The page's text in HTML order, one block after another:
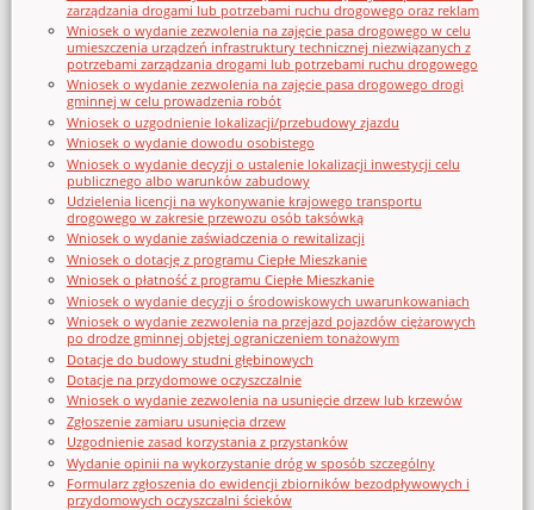
zarządzania drogami lub potrzebami ruchu drogowego oraz reklam
Wniosek o wydanie zezwolenia na zajęcie pasa drogowego w celu
umieszczenia urządzeń infrastruktury technicznej niezwiązanych z
potrzebami zarządzania drogami lub potrzebami ruchu drogowego
Wniosek o wydanie zezwolenia na zajęcie pasa drogowego drogi
gminnej w celu prowadzenia robót
Wniosek o uzgodnienie lokalizacji/przebudowy zjazdu
Wniosek o wydanie dowodu osobistego
Wniosek o wydanie decyzji o ustalenie lokalizacji inwestycji celu
publicznego albo warunków zabudowy
Udzielenia licencji na wykonywanie krajowego transportu
drogowego w zakresie przewozu osób taksówką
Wniosek o wydanie zaświadczenia o rewitalizacji
Wniosek o dotację z programu Ciepłe Mieszkanie
Wniosek o płatność z programu Ciepłe Mieszkanie
Wniosek o wydanie decyzji o środowiskowych uwarunkowaniach
Wniosek o wydanie zezwolenia na przejazd pojazdów ciężarowych
po drodze gminnej objętej ograniczeniem tonażowym
Dotacje do budowy studni głębinowych
Dotacje na przydomowe oczyszczalnie
Wniosek o wydanie zezwolenia na usunięcie drzew lub krzewów
Zgłoszenie zamiaru usunięcia drzew
Uzgodnienie zasad korzystania z przystanków
Wydanie opinii na wykorzystanie dróg w sposób szczególny
Formularz zgłoszenia do ewidencji zbiorników bezodpływowych i
przydomowych oczyszczalni ścieków